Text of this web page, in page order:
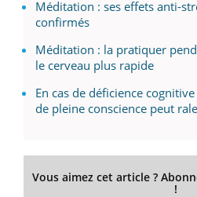
Méditation : ses effets anti-
confirmés
Méditation : la pratiquer
le cerveau plus rapide
En cas de déficience
de pleine conscience peut
Vous aimez cet article ?
!